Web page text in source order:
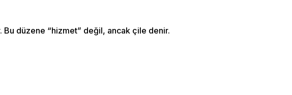
Bu düzene “hizmet” değil, ancak çile denir.